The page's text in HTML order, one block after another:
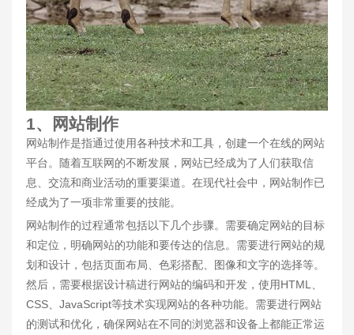
1、网站制作
网站制作是指通过使用各种技术和工具，创建一个在线的网站
平台。随着互联网的不断发展，网站已经成为了人们获取信
息、交流和商业活动的重要渠道。在现代社会中，网站制作已
经成为了一项非常重要的技能。
网站制作的过程通常包括以下几个步骤。需要确定网站的目标
和定位，明确网站的功能和要传达的信息。需要进行网站的规
划和设计，包括页面布局、色彩搭配、图像和文字的选择等。
然后，需要根据设计稿进行网站的编码和开发，使用HTML、
CSS、JavaScript等技术实现网站的各种功能。需要进行网站
的测试和优化，确保网站在不同的浏览器和设备上都能正常运